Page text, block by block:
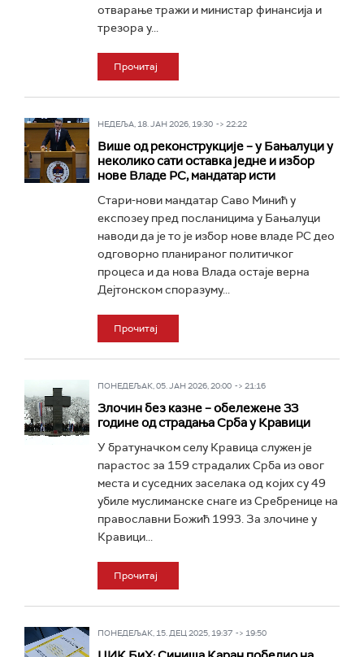
отварање тражи и министар финансија и
трезора у...
Прочитај
НЕДЕЉА, 18. ЈАН 2026, 19:30 -> 22:22
Више од реконструкције – у Бањалуци у
неколико сати оставка једне и избор
нове Владе РС, мандатар исти
Стари-нови мандатар Саво Минић у
експозеу пред посланицима у Бањалуци
наводи да је то је избор нове владе РС део
одговорно планираног политичког
процеса и да нова Влада остаје верна
Дејтонском споразуму...
Прочитај
ПОНЕДЕЉАК, 05. ЈАН 2026, 20:00 -> 21:16
Злочин без казне – обележене 33
године од страдања Срба у Кравици
У братуначком селу Кравица служен је
парастос за 159 страдалих Срба из овог
места и суседних заселака од којих су 49
убиле муслиманске снаге из Сребренице на
православни Божић 1993. За злочине у
Кравици...
Прочитај
ПОНЕДЕЉАК, 15. ДЕЦ 2025, 19:37 -> 19:50